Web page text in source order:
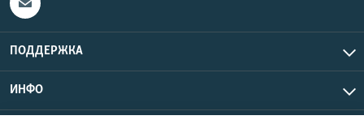
ПОДДЕРЖКА
ИНФО